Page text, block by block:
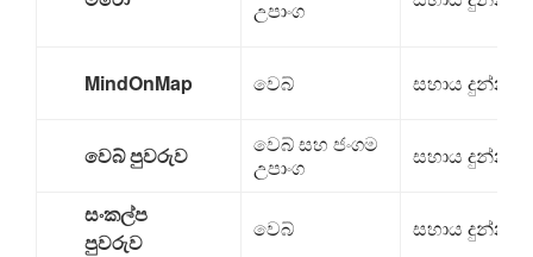
උපාංග
MindOnMap වෙබ් සහාය දුන්නා
වෙබ් පුවරුව
වෙබ් සහ ජංගම
උපාංග
සහාය දුන්නා
සංකල්ප
පුවරුව
වෙබ් සහාය දුන්නා